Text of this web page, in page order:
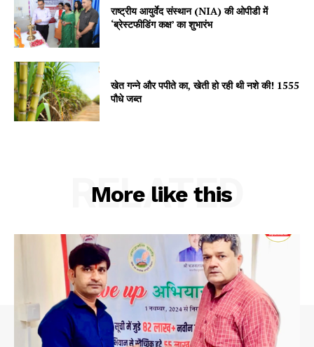
राष्ट्रीय आयुर्वेद संस्थान (NIA) की ओपीडी में
‘ब्रेस्टफीडिंग कक्ष’ का शुभारंभ
खेत गन्ने और पपीते का, खेती हो रही थी नशे की! 1555
पौधे जब्त
More like this
RELATED